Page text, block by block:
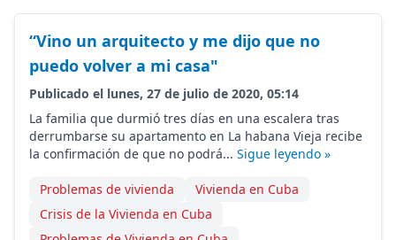
“Vino un arquitecto y me dijo que no
puedo volver a mi casa"
Publicado el lunes, 27 de julio de 2020, 05:14
La familia que durmió tres días en una escalera tras
derrumbarse su apartamento en La habana Vieja recibe
la confirmación de que no podrá... Sigue leyendo »
Problemas de vivienda
Vivienda en Cuba
Crisis de la Vivienda en Cuba